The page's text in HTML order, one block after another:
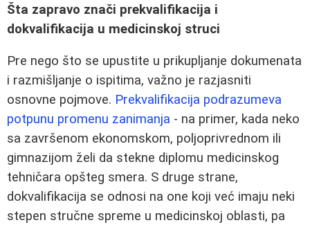
Šta zapravo znači prekvalifikacija i
dokvalifikacija u medicinskoj struci
Pre nego što se upustite u prikupljanje dokumenata
i razmišljanje o ispitima, važno je razjasniti
osnovne pojmove. Prekvalifikacija podrazumeva
potpunu promenu zanimanja - na primer, kada neko
sa završenom ekonomskom, poljoprivrednom ili
gimnazijom želi da stekne diplomu medicinskog
tehničara opšteg smera. S druge strane,
dokvalifikacija se odnosi na one koji već imaju neki
stepen stručne spreme u medicinskoj oblasti, pa